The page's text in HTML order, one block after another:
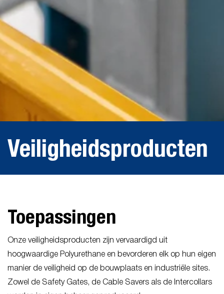
Veiligheidsproducten
Toepassingen
Onze veiligheidsproducten zijn vervaardigd uit
hoogwaardige Polyurethane en bevorderen elk op hun eigen
manier de veiligheid op de bouwplaats en industriële sites.
Zowel de Safety Gates, de Cable Savers als de Intercollars